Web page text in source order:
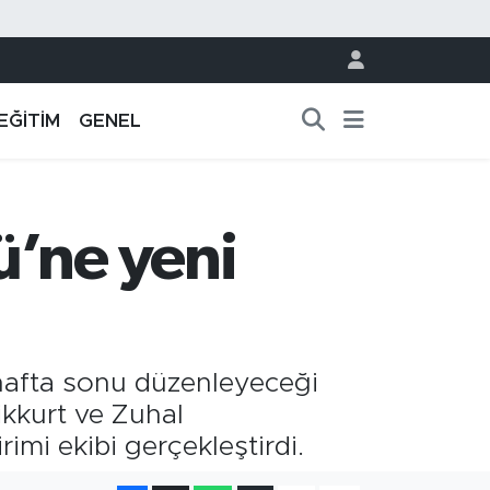
EĞİTİM GENEL
yeni
sonu düzenleyeceği
ve Zuhal
ekibi gerçekleştirdi.